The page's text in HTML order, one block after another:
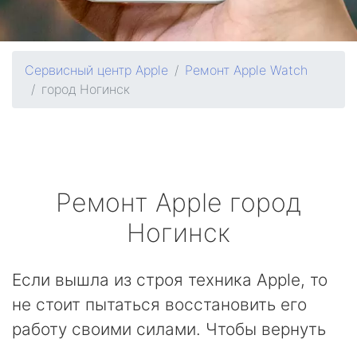
Сервисный центр Apple
Ремонт Apple Watch
город Ногинск
Ремонт Apple город
Ногинск
Если вышла из строя техника Apple, то
не стоит пытаться восстановить его
работу своими силами. Чтобы вернуть